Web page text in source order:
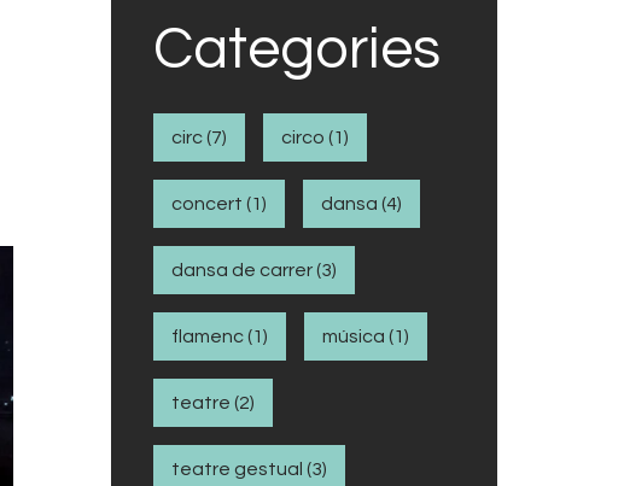
Categories
circ(7) circo (1)
concert (1) dansa (4)
dansa de carrer(3)
flamenc(1) música (1)
teatre (2)
teatre gestual (3)